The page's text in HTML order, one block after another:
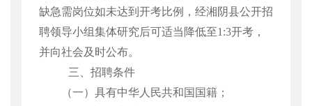
缺急需岗位如未达到开考比例， 经湘阴县公开招
聘领导小组集体研究后可适当降低至1:3开考，
并向社会及时公布。
三、招聘条件
（一）具有中华人民共和国国籍；